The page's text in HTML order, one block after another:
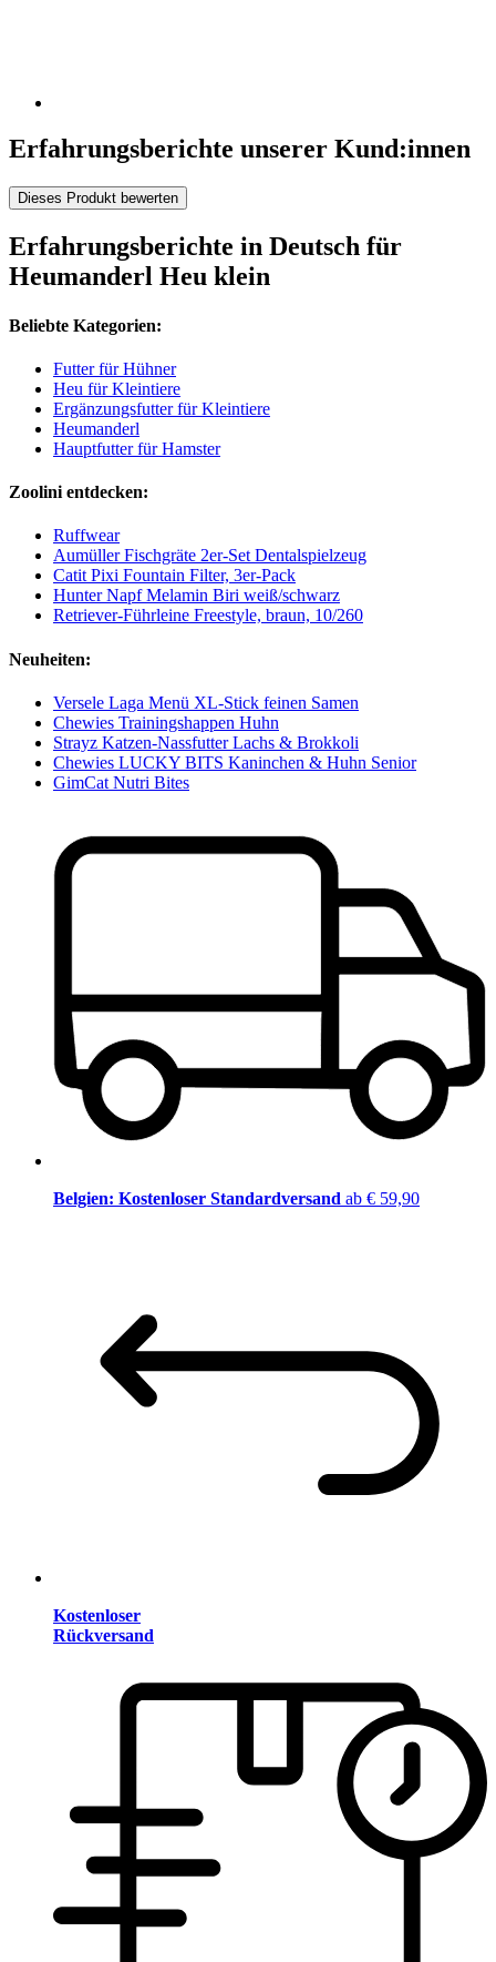
Erfahrungsberichte unserer Kund:innen
Dieses Produkt bewerten
Erfahrungsberichte in Deutsch für
Heumanderl Heu klein
Beliebte Kategorien:
Futter für Hühner
Heu für Kleintiere
Ergänzungsfutter für Kleintiere
Heumanderl
Hauptfutter für Hamster
Zoolini entdecken:
Ruffwear
Aumüller Fischgräte 2er-Set Dentalspielzeug
Catit Pixi Fountain Filter, 3er-Pack
Hunter Napf Melamin Biri weiß/schwarz
Retriever-Führleine Freestyle, braun, 10/260
Neuheiten:
Versele Laga Menü XL-Stick feinen Samen
Chewies Trainingshappen Huhn
Strayz Katzen-Nassfutter Lachs & Brokkoli
Chewies LUCKY BITS Kaninchen & Huhn Senior
GimCat Nutri Bites
Belgien: Kostenloser Standardversand ab € 59,90
Kostenloser
Rückversand